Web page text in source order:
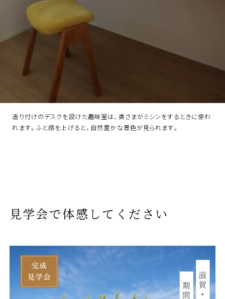
造り付けのデスクを設けた趣味室は、奥さまがミシンをするときに使わ
れます。ふと顔を上げると、自然豊かな景色が見られます。
見学会で体感してください